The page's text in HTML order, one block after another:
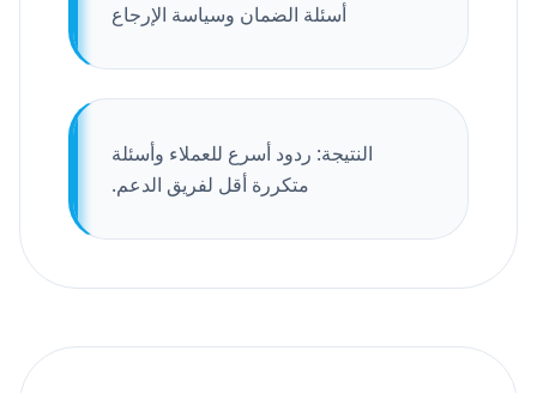
أسئلة الضمان وسياسة الإرجاع
النتيجة: ردود أسرع للعملاء وأسئلة
متكررة أقل لفريق الدعم.